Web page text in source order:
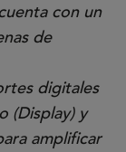
con un
de
digitales
(Display) y
amplificar